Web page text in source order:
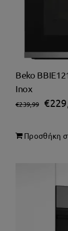
Beko
Inox
€239,99
was:
€
Προσθήκη